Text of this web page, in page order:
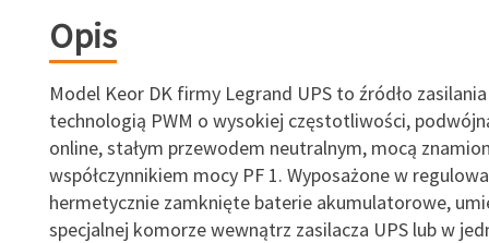
Opis
Model Keor DK firmy Legrand UPS to źródło
technologią PWM o wysokiej częstotliwości,
online, stałym przewodem neutralnym, mocą
współczynnikiem mocy PF 1. Wyposażone w
hermetycznie zamknięte baterie akumulatorowe,
specjalnej komorze wewnątrz zasilacza UPS lub w